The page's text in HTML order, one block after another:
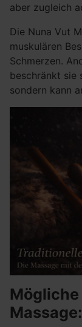
aber zugleich
Die Nuna Vut
muskulären
Schmerzen.
beschränkt sie
sondern kann
Massage: